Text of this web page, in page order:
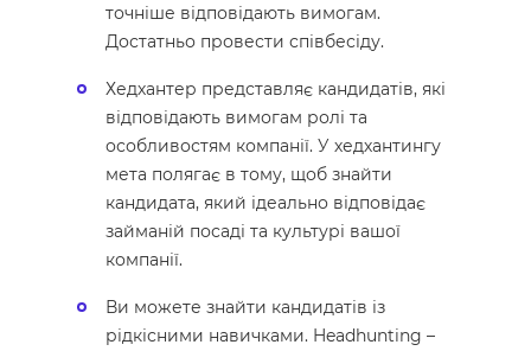
точніше відповідають вимогам.
Достатньо провести співбесіду.
Хедхантер представляє кандидатів, які
відповідають вимогам ролі та
особливостям компанії. У хедхантингу
мета полягає в тому, щоб знайти
кандидата, який ідеально відповідає
займаній посаді та культурі вашої
компанії.
Ви можете знайти кандидатів із
рідкісними навичками. Headhunting –